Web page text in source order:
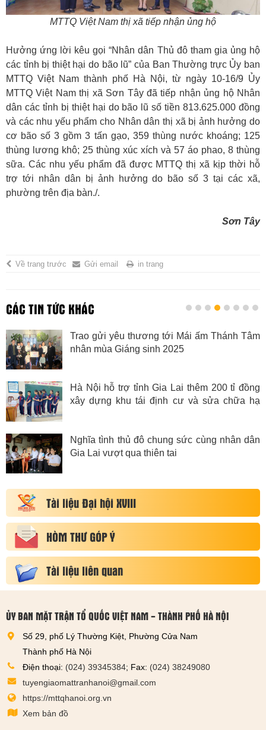
MTTQ Việt Nam thị xã tiếp nhận ủng hộ
Hưởng ứng lời kêu gọi “Nhân dân Thủ đô tham gia ủng hộ
các tỉnh bị thiệt hại do bão lũ” của Ban Thường trực Ủy ban
MTTQ Việt Nam thành phố Hà Nội, từ ngày 10-16/9 Ủy
MTTQ Việt Nam thị xã Sơn Tây đã tiếp nhận ủng hộ Nhân
dân các tỉnh bị thiệt hại do bão lũ số tiền 813.625.000 đồng
và các nhu yếu phẩm cho Nhân dân thị xã bị ảnh hưởng do
cơ bão số 3 gồm 3 tấn gạo, 359 thùng nước khoáng; 125
thùng lương khô; 25 thùng xúc xích và 57 áo phao, 8 thùng
sữa. Các nhu yếu phẩm đã được MTTQ thị xã kịp thời hỗ
trợ tới nhân dân bị ảnh hưởng do bão số 3 tại các xã,
phường trên địa bàn./.
Sơn Tây
Về trang trước Gửi email in trang
CÁC TIN TỨC KHÁC
Trao gửi yêu thương tới Mái ấm Thánh Tâm
nhân mùa Giáng sinh 2025
Hà Nội hỗ trợ tỉnh Gia Lai thêm 200 tỉ đồng
xây dựng khu tái định cư và sửa chữa hạ
tầng giao thông
Nghĩa tình thủ đô chung sức cùng nhân dân
Gia Lai vượt qua thiên tai
Tài liệu Đại hội XVIII
HÒM THƯ GÓP Ý
Tài liệu liên quan
ỦY BAN MẶT TRẬN TỔ QUỐC VIỆT NAM - THÀNH PHỐ HÀ NỘI
Số 29, phố Lý Thường Kiệt, Phường Cửa Nam
Thành phố Hà Nội
Điện thoại: (024) 39345384; Fax: (024) 38249080
tuyengiaomattranhanoi@gmail.com
https://mttqhanoi.org.vn
Xem bản đồ